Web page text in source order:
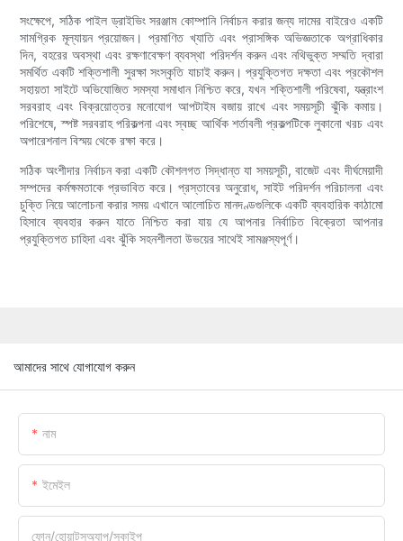
সংক্ষেপে, সঠিক পাইল ড্রাইভিং সরঞ্জাম কোম্পানি নির্বাচন করার জন্য দামের বাইরেও একটি
সামগ্রিক মূল্যায়ন প্রয়োজন। প্রমাণিত খ্যাতি এবং প্রাসঙ্গিক অভিজ্ঞতাকে অগ্রাধিকার
দিন, বহরের অবস্থা এবং রক্ষণাবেক্ষণ ব্যবস্থা পরিদর্শন করুন এবং নথিভুক্ত সম্মতি দ্বারা
সমর্থিত একটি শক্তিশালী সুরক্ষা সংস্কৃতি যাচাই করুন। প্রযুক্তিগত দক্ষতা এবং প্রকৌশল
সহায়তা সাইটে অভিযোজিত সমস্যা সমাধান নিশ্চিত করে, যখন শক্তিশালী পরিষেবা, যন্ত্রাংশ
সরবরাহ এবং বিক্রয়োত্তর মনোযোগ আপটাইম বজায় রাখে এবং সময়সূচী ঝুঁকি কমায়।
পরিশেষে, স্পষ্ট সরবরাহ পরিকল্পনা এবং স্বচ্ছ আর্থিক শর্তাবলী প্রকল্পটিকে লুকানো খরচ এবং
অপারেশনাল বিস্ময় থেকে রক্ষা করে।
সঠিক অংশীদার নির্বাচন করা একটি কৌশলগত সিদ্ধান্ত যা সময়সূচী, বাজেট এবং দীর্ঘমেয়াদী
সম্পদের কর্মক্ষমতাকে প্রভাবিত করে। প্রস্তাবের অনুরোধ, সাইট পরিদর্শন পরিচালনা এবং
চুক্তি নিয়ে আলোচনা করার সময় এখানে আলোচিত মানদণ্ডগুলিকে একটি ব্যবহারিক কাঠামো
হিসাবে ব্যবহার করুন যাতে নিশ্চিত করা যায় যে আপনার নির্বাচিত বিক্রেতা আপনার
প্রযুক্তিগত চাহিদা এবং ঝুঁকি সহনশীলতা উভয়ের সাথেই সামঞ্জস্যপূর্ণ।
আমাদের সাথে যোগাযোগ করুন
নাম
ইমেইল
ফোন/হোয়াটসঅ্যাপ/স্কাইপ